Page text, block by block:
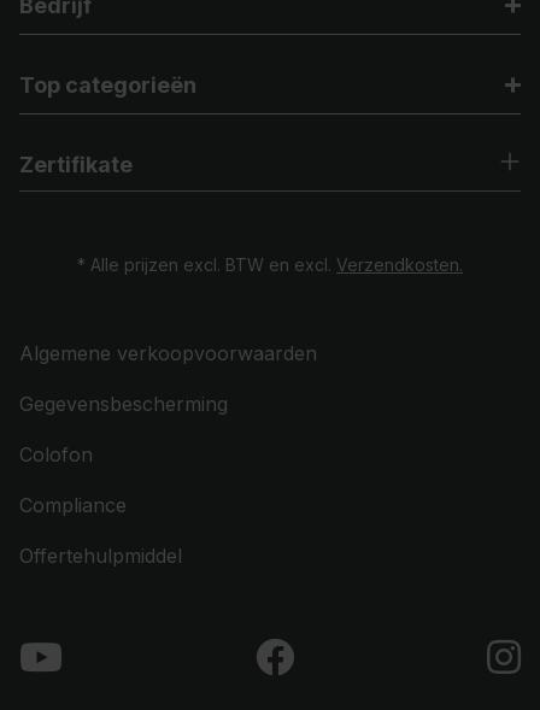
Bedrijf
Top categorieën
Zertifikate
* Alle prijzen excl. BTW en excl. Verzendkosten.
Algemene verkoopvoorwaarden
Gegevensbescherming
Colofon
Compliance
Offertehulpmiddel